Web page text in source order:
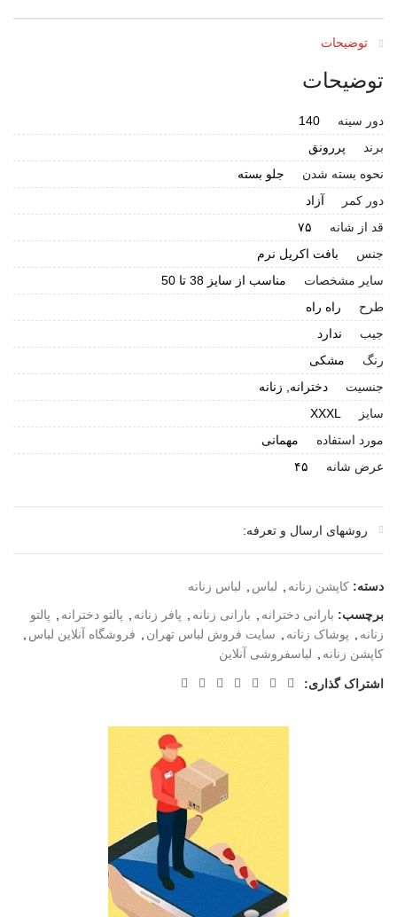
توضیحات
توضیحات
دور سینه
140
برند
پررونق
نحوه بسته شدن
جلو بسته
دور کمر
آزاد
قد از شانه
۷۵
جنس
بافت اکریل نرم
سایر مشخصات
مناسب از سایز 38 تا 50
طرح
راه راه
جیب
ندارد
رنگ
مشکی
جنسیت
دخترانه, زنانه
سایز
XXXL
مورد استفاده
مهمانی
عرض شانه
۴۵
روشهای ارسال و تعرفه:
دسته: کاپشن زنانه , لباس , لباس زنانه
برچسب: بارانی دخترانه , بارانی زنانه , پافر زنانه , پالتو دخترانه , پالتو
زنانه , پوشاک زنانه , سایت فروش لباس تهران , فروشگاه آنلاین لباس ,
کاپشن زنانه , لباسفروشی آنلاین
اشتراک گذاری: